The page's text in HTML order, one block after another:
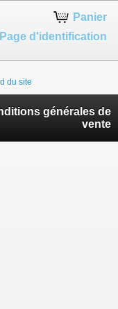
Panier
Page d'identification
du site
générales de
vente